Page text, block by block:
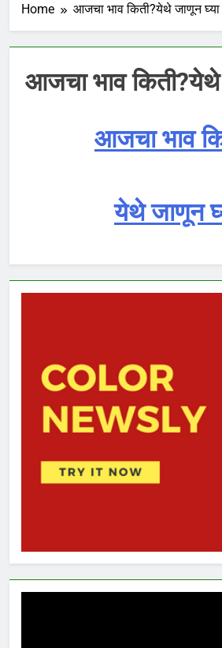
Home आजचा भाव किती?येथे जाणून घ्या
आजचा भाव किती?येथे
आजचा भाव
येथे जाणून